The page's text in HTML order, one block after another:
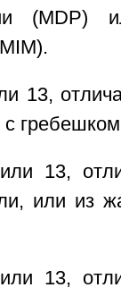
(MDP)
13,
с
13,
или из
13,